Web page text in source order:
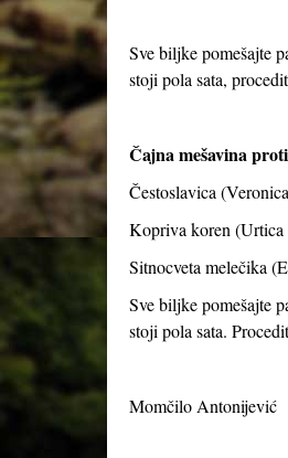
Sve biljke pomešajte
stoji pola sata,
Čajna mešavina
Čestoslavica
Kopriva koren (Urtica
Sitnocveta melečika
Sve biljke pomešajte
stoji pola sata.
Momčilo Antonijević